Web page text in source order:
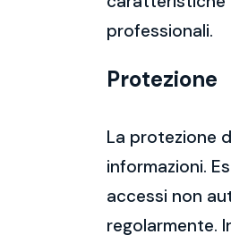
professionali.
Protezione
La protezione
informazioni.
accessi non
regolarmente.